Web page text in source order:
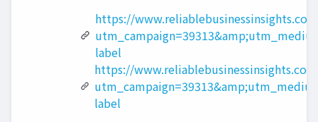
https://
label
https://
label